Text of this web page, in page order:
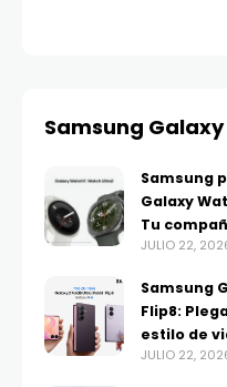
Samsung
Samsung
Galaxy
Tu
JULIO 22,
Samsung
Flip8:
estilo de
JULIO 22,